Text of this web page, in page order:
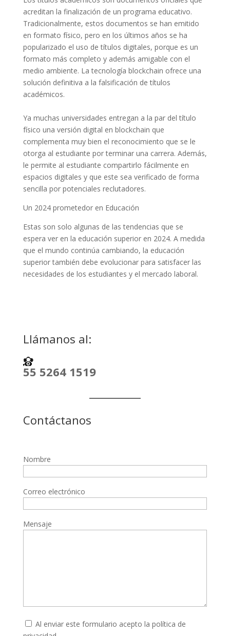
acreditan la finalización de un programa educativo.
Tradicionalmente, estos documentos se han emitido
en formato físico, pero en los últimos años se ha
popularizado el uso de títulos digitales, porque es un
formato más completo y además amigable con el
medio ambiente. La tecnología blockchain ofrece una
solución definitiva a la falsificación de títulos
académicos.
Ya muchas universidades entregan a la par del título
físico una versión digital en blockchain que
complementa muy bien el reconocimiento que se le
otorga al estudiante por terminar una carrera. Además,
le permite al estudiante compartirlo fácilmente en
espacios digitales y que este sea verificado de forma
sencilla por potenciales reclutadores.
Un 2024 prometedor en Educación
Estas son solo algunas de las tendencias que se
espera ver en la educación superior en 2024. A medida
que el mundo continúa cambiando, la educación
superior también debe evolucionar para satisfacer las
necesidades de los estudiantes y el mercado laboral.
Llámanos al:
55 5264 1519
Contáctanos
Nombre
Correo electrónico
Mensaje
Al enviar este formulario acepto la política de